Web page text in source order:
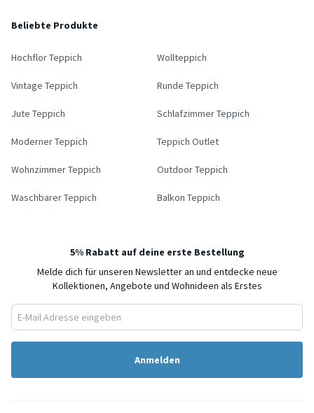
Beliebte Produkte
Hochflor Teppich Wollteppich
Vintage Teppich Runde Teppich
Jute Teppich Schlafzimmer Teppich
Moderner Teppich Teppich Outlet
Wohnzimmer Teppich Outdoor Teppich
Waschbarer Teppich Balkon Teppich
5% Rabatt auf deine erste Bestellung
Melde dich für unseren Newsletter an und entdecke neue
Kollektionen, Angebote und Wohnideen als Erstes
Anmelden